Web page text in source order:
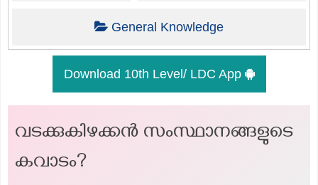
General Knowledge
Download 10th Level/ LDC App
വടക്കുകിഴക്കന്‍ സംസ്ഥാനങ്ങളുടെ
കവാടം?